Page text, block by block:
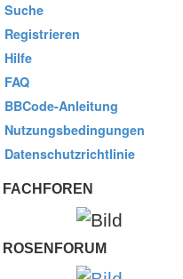
Suche
Registrieren
Hilfe
FAQ
BBCode-Anleitung
Nutzungsbedingungen
Datenschutzrichtlinie
FACHFOREN
ROSENFORUM